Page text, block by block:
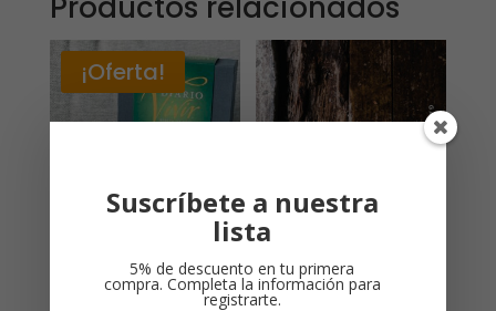
Productos relacionados
¡Oferta!
Suscríbete a nuestra
lista
5% de descuento en tu primera
compra. Completa la información para
registrarte.